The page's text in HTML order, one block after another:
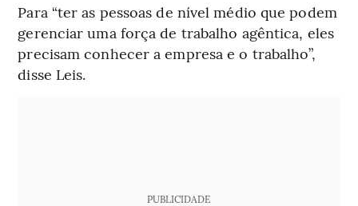
Para “ter as pessoas de nível médio que podem
gerenciar uma força de trabalho agêntica, eles
precisam conhecer a empresa e o trabalho”,
disse Leis.
PUBLICIDADE